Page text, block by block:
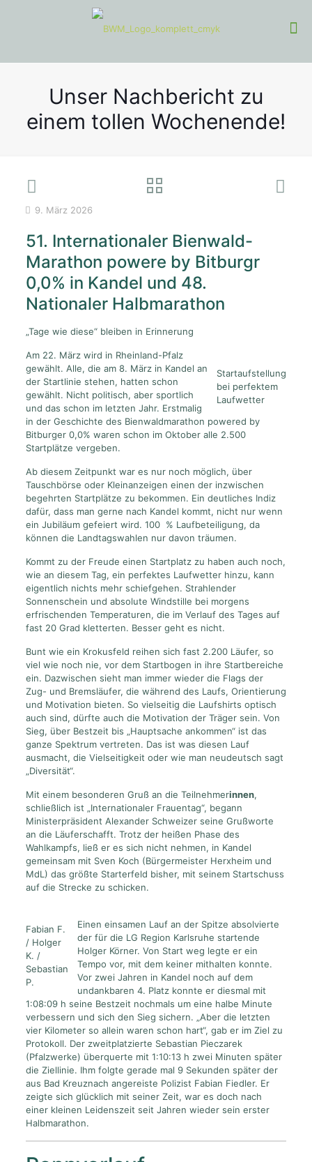
Unser Nachbericht zu
einem tollen Wochenende!
9. März 2026
51. Internationaler Bienwald-
Marathon powere by Bitburgr
0,0% in Kandel und 48.
Nationaler Halbmarathon
„Tage wie diese“ bleiben in Erinnerung
Startaufstellung
bei perfektem
Laufwetter
Am 22. März wird in Rheinland-Pfalz
gewählt. Alle, die am 8. März in Kandel an
der Startlinie stehen, hatten schon
gewählt. Nicht politisch, aber sportlich
und das schon im letzten Jahr. Erstmalig
in der Geschichte des Bienwaldmarathon powered by
Bitburger 0,0% waren schon im Oktober alle 2.500
Startplätze vergeben.
Ab diesem Zeitpunkt war es nur noch möglich, über
Tauschbörse oder Kleinanzeigen einen der inzwischen
begehrten Startplätze zu bekommen. Ein deutliches Indiz
dafür, dass man gerne nach Kandel kommt, nicht nur wenn
ein Jubiläum gefeiert wird. 100 % Laufbeteiligung, da
können die Landtagswahlen nur davon träumen.
Kommt zu der Freude einen Startplatz zu haben auch noch,
wie an diesem Tag, ein perfektes Laufwetter hinzu, kann
eigentlich nichts mehr schiefgehen. Strahlender
Sonnenschein und absolute Windstille bei morgens
erfrischenden Temperaturen, die im Verlauf des Tages auf
fast 20 Grad kletterten. Besser geht es nicht.
Bunt wie ein Krokusfeld reihen sich fast 2.200 Läufer, so
viel wie noch nie, vor dem Startbogen in ihre Startbereiche
ein. Dazwischen sieht man immer wieder die Flags der
Zug- und Bremsläufer, die während des Laufs, Orientierung
und Motivation bieten. So vielseitig die Laufshirts optisch
auch sind, dürfte auch die Motivation der Träger sein. Von
Sieg, über Bestzeit bis „Hauptsache ankommen“ ist das
ganze Spektrum vertreten. Das ist was diesen Lauf
ausmacht, die Vielseitigkeit oder wie man neudeutsch sagt
„Diversität“.
Mit einem besonderen Gruß an die Teilnehmerinnen,
schließlich ist „Internationaler Frauentag“, begann
Ministerpräsident Alexander Schweizer seine Grußworte
an die Läuferschafft. Trotz der heißen Phase des
Wahlkampfs, ließ er es sich nicht nehmen, in Kandel
gemeinsam mit Sven Koch (Bürgermeister Herxheim und
MdL) das größte Starterfeld bisher, mit seinem Startschuss
auf die Strecke zu schicken.
Fabian F.
/ Holger
K. /
Sebastian
P.
Einen einsamen Lauf an der Spitze absolvierte
der für die LG Region Karlsruhe startende
Holger Körner. Von Start weg legte er ein
Tempo vor, mit dem keiner mithalten konnte.
Vor zwei Jahren in Kandel noch auf dem
undankbaren 4. Platz konnte er diesmal mit
1:08:09 h seine Bestzeit nochmals um eine halbe Minute
verbessern und sich den Sieg sichern. „Aber die letzten
vier Kilometer so allein waren schon hart“, gab er im Ziel zu
Protokoll. Der zweitplatzierte Sebastian Pieczarek
(Pfalzwerke) überquerte mit 1:10:13 h zwei Minuten später
die Ziellinie. Ihm folgte gerade mal 9 Sekunden später der
aus Bad Kreuznach angereiste Polizist Fabian Fiedler. Er
zeigte sich glücklich mit seiner Zeit, war es doch nach
einer kleinen Leidenszeit seit Jahren wieder sein erster
Halbmarathon.